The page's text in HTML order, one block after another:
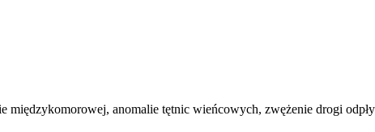
międzykomorowej, anomalie tętnic wieńcowych, zwężenie drogi